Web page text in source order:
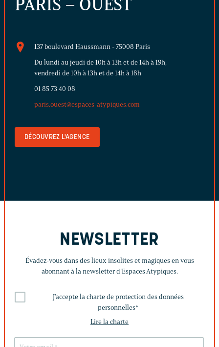
PARIS – OUEST
137 boulevard Haussmann - 75008 Paris
Du lundi au jeudi de 10h à 13h et de 14h à 19h,
vendredi de 10h à 13h et de 14h à 18h
01 85 73 40 08
paris.ouest@espaces-atypiques.com
DÉCOUVREZ L'AGENCE
NEWSLETTER
Évadez-vous dans des lieux insolites et magiques en vous
abonnant à la newsletter d’Espaces Atypiques.
J'accepte la charte de protection des données
personnelles*
Lire la charte